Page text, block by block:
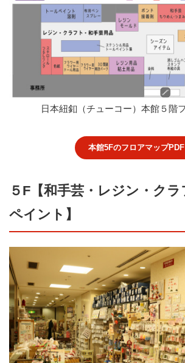
日本紐釦（チューコー）本館５階
本館5FのフロアマップPDF
５F【和手芸・レジン・ク
ペイント】